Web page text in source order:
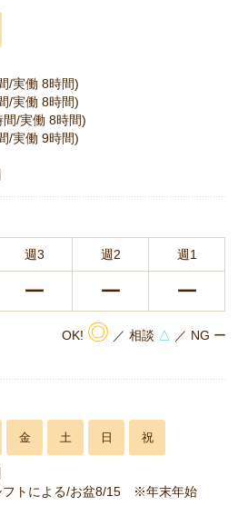
/実働 8時間)
/実働 8時間)
/実働 8時間)
/実働 9時間)
週3 週2 週1
ー ー ー
OK! ◎ ／ 相談 △ ／ NG ー
金 土 日 祝
トによる/お盆8/15 ※年末年始